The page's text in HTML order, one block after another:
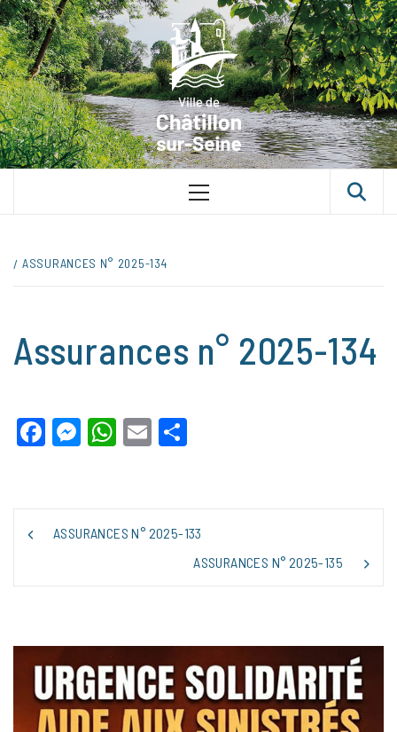
Skip
to
content
VILLE
SUR-SEINE
UNE VILLE DANS UN PARC
Primary
ASSURANCES N° 2025-134
Assurances n° 2025-134
Facebook
Messenger
WhatsApp
Email
NAVIGATION
DE
ASSURANCES N° 2025-133
ASSURANCES N° 2025-135